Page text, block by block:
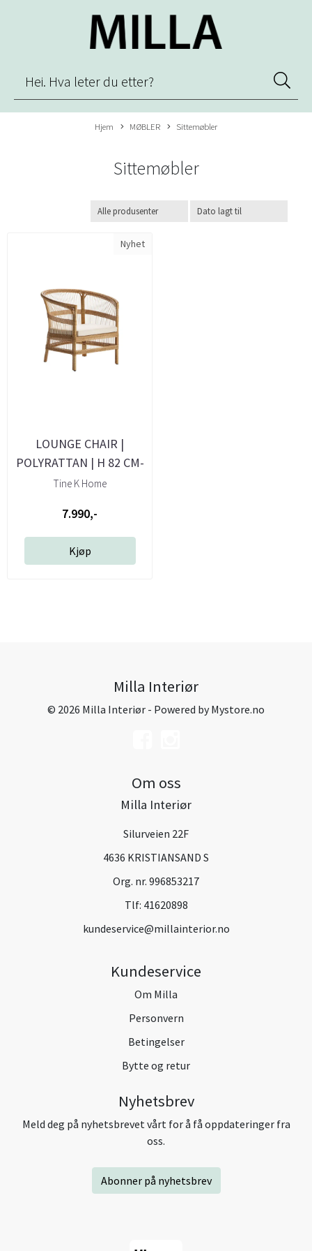
Hjem MØBLER Sittemøbler
Sittemøbler
Nyhet
LOUNGE CHAIR |
POLYRATTAN | H 82 CM-
Tine K Home
Tine K Home
7.990,-
Kjøp
Milla Interiør
© 2026 Milla Interiør - Powered byMystore.no
Om oss
Milla Interiør
Silurveien 22F
4636 KRISTIANSAND S
Org. nr. 996853217
Tlf: 41620898
kundeservice@millainterior.no
Kundeservice
Om Milla
Personvern
Betingelser
Bytte og retur
Nyhetsbrev
Meld deg på nyhetsbrevet vårt for å få oppdateringer fra
oss.
Abonner på nyhetsbrev